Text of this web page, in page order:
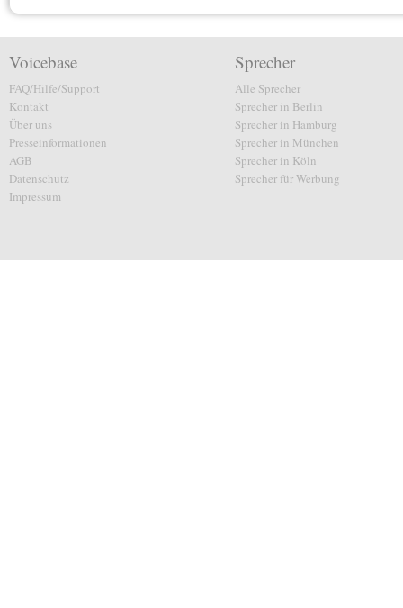
Voicebase
FAQ/Hilfe/Support
Kontakt
Über uns
Presseinformationen
AGB
Datenschutz
Impressum
Sprecher
Alle Sprecher
Sprecher in Berlin
Sprecher in Hamburg
Sprecher in München
Sprecher in Köln
Sprecher für Werbung